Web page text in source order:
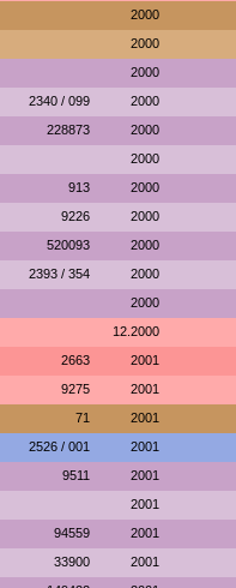
2000
2000
2000
2340 / 099 2000
228873 2000
2000
913 2000
9226 2000
520093 2000
2393 / 354 2000
2000
12.2000
2663 2001
9275 2001
71 2001
2526 / 001 2001
9511 2001
2001
94559 2001
33900 2001